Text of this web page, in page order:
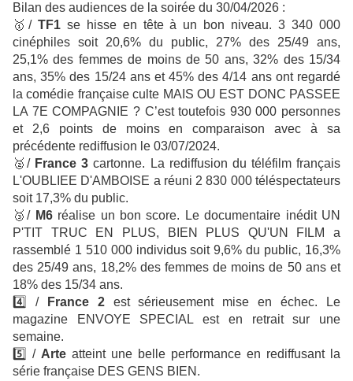
Bilan des audiences de la soirée du 30/04/2026 :
🥇 /TF1 se hisse en tête à un bon niveau. 3 340 000
cinéphiles soit 20,6% du public, 27% des 25/49 ans,
25,1% des femmes de moins de 50 ans, 32% des 15/34
ans, 35% des 15/24 ans et 45% des 4/14 ans ont regardé
la comédie française culte MAIS OU EST DONC PASSEE
LA 7E COMPAGNIE ? C’est toutefois 930 000 personnes
et 2,6 points de moins en comparaison avec à sa
précédente rediffusion le 03/07/2024.
🥈/ France 3cartonne. La rediffusion du téléfilm français
L'OUBLIEE D'AMBOISE a réuni 2 830 000 téléspectateurs
soit 17,3% du public.
🥉/ M6 réalise un bon score. Le documentaire inédit UN
P'TIT TRUC EN PLUS, BIEN PLUS QU'UN FILM a
rassemblé 1 510 000 individus soit 9,6% du public, 16,3%
des 25/49 ans, 18,2% des femmes de moins de 50 ans et
18% des 15/34 ans.
4️⃣ / France 2est sérieusement mise en échec. Le
magazine ENVOYE SPECIAL est en retrait sur une
semaine.
5️⃣ / Arte atteint une belle performance en rediffusant la
série française DES GENS BIEN.